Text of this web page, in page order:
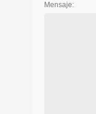
Mensaje: